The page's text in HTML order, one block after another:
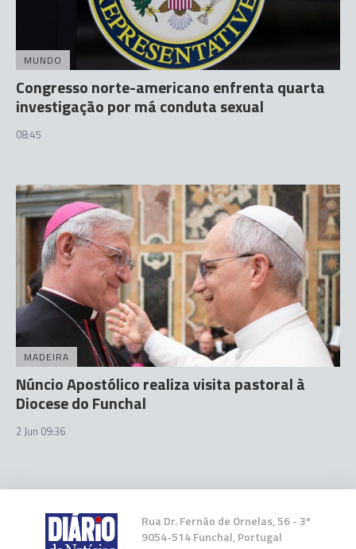
MUNDO
Congresso norte-americano enfrenta quarta
investigação por má conduta sexual
08:45
MADEIRA
Núncio Apostólico realiza visita pastoral à
Diocese do Funchal
2 Jun 09:36
Rua Dr. Fernão de Ornelas, 56 - 3º
9054-514 Funchal, Portugal